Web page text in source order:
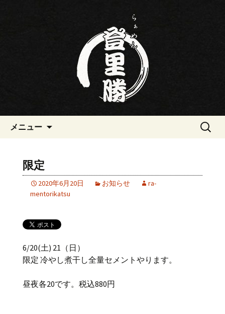
三重・桑名の寿司・ラーメン屋
らぁめん登里勝(とりかつ)のブ
ん登里勝(とりかつ)のブログです
メニュー
検
限定
2020年6月20日 お知らせ
ra-
mentorikatsu
6/20(土) 21（日）
限定 冷やし煮干し全量セメントやります。
昼夜各20です。税込880円